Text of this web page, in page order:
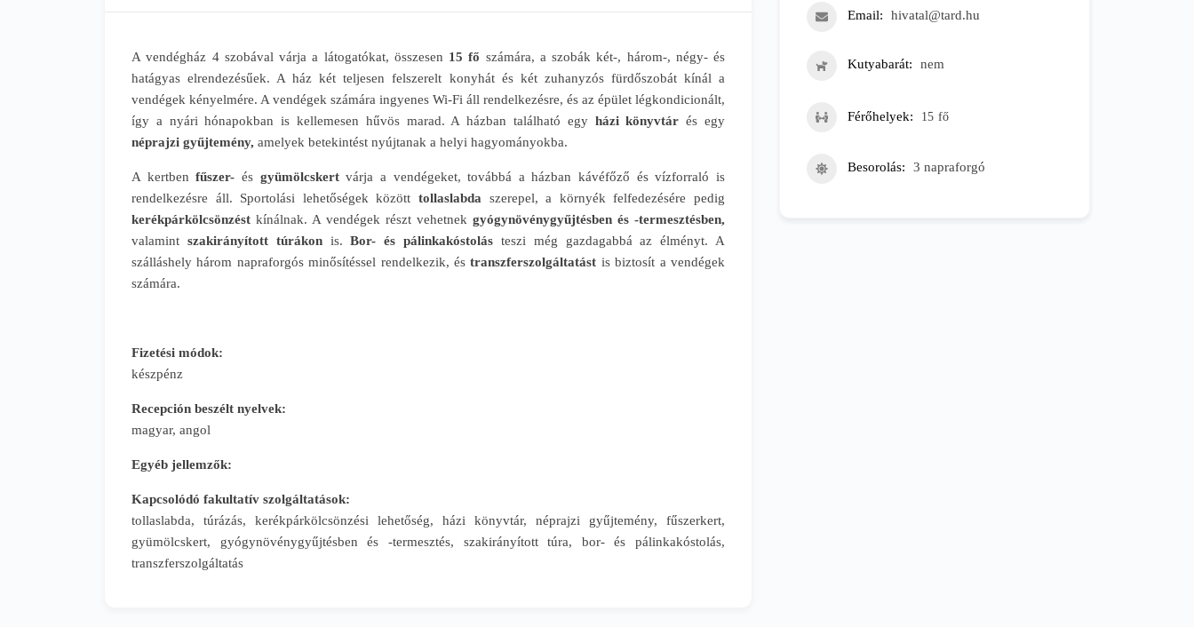
A vendégház 4 szobával várja a látogatókat, összesen 15 fő számára, a szobák két-, három-, négy- és
hatágyas elrendezésűek. A ház két teljesen felszerelt konyhát és két zuhanyzós fürdőszobát kínál a
vendégek kényelmére. A vendégek számára ingyenes Wi-Fi áll rendelkezésre, és az épület légkondicionált,
így a nyári hónapokban is kellemesen hűvös marad. A házban található egy házi könyvtárés egy
néprajzi gyűjtemény, amelyek betekintést nyújtanak a helyi hagyományokba.
A kertbenfűszer- ésgyümölcskertvárja a vendégeket, továbbá a házban kávéfőző és vízforraló is
rendelkezésre áll. Sportolási lehetőségek között tollaslabda szerepel, a környék felfedezésére pedig
kerékpárkölcsönzést kínálnak. A vendégek részt vehetnek gyógynövénygyűjtésben és -termesztésben,
valamint szakirányított túrákonis.Bor- és pálinkakóstolás teszi még gazdagabbá az élményt. A
szálláshely három napraforgós minősítéssel rendelkezik, és transzferszolgáltatást is biztosít a vendégek
számára.
Fizetési módok:
készpénz
Recepción beszélt nyelvek:
magyar, angol
Egyéb jellemzők:
Kapcsolódó fakultatív szolgáltatások:
tollaslabda, túrázás, kerékpárkölcsönzési lehetőség, házi könyvtár, néprajzi gyűjtemény, fűszerkert,
gyümölcskert, gyógynövénygyűjtésben és -termesztés, szakirányított túra, bor- és pálinkakóstolás,
transzferszolgáltatás
Email hivatal@tard.hu
Kutyabarát nem
Férőhelyek 15 fő
Besorolás 3 napraforgó